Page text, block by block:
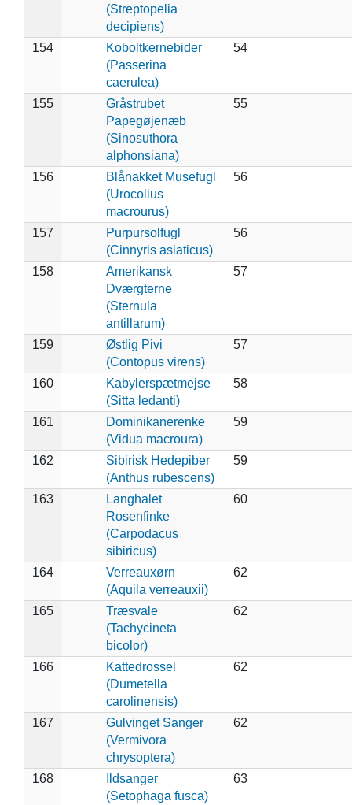
(Streptopelia
decipiens)
154
Koboltkernebider
(Passerina
caerulea)
54
155
Gråstrubet
Papegøjenæb
(Sinosuthora
alphonsiana)
55
156
Blånakket Musefugl
(Urocolius
macrourus)
56
157
Purpursolfugl
(Cinnyris asiaticus)
56
158
Amerikansk
Dværgterne
(Sternula
antillarum)
57
159
Østlig Pivi
(Contopus virens)
57
160
Kabylerspætmejse
(Sitta ledanti)
58
161
Dominikanerenke
(Vidua macroura)
59
162
Sibirisk Hedepiber
(Anthus rubescens)
59
163
Langhalet
Rosenfinke
(Carpodacus
sibiricus)
60
164
Verreauxørn
(Aquila verreauxii)
62
165
Træsvale
(Tachycineta
bicolor)
62
166
Kattedrossel
(Dumetella
carolinensis)
62
167
Gulvinget Sanger
(Vermivora
chrysoptera)
62
168
Ildsanger
(Setophaga fusca)
63